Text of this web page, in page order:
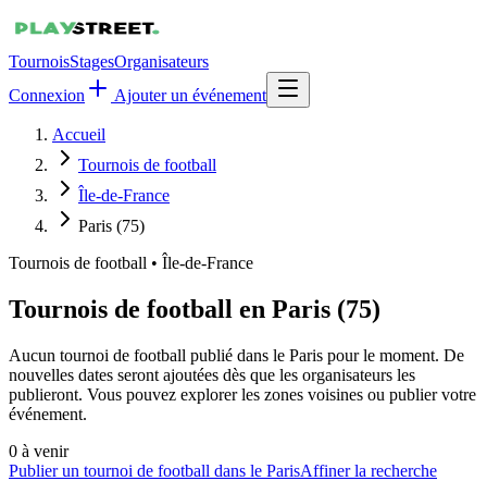
TournoisStagesOrganisateurs
Connexion
Ajouter un événement
Accueil
Tournois de football
Île-de-France
Paris (75)
Tournois de football • Île-de-France
Tournois de football en Paris (75)
Aucun tournoi de football publié dans le Paris pour le moment. De
nouvelles dates seront ajoutées dès que les organisateurs les
publieront. Vous pouvez explorer les zones voisines ou publier votre
événement.
0 à venir
Publier un tournoi de football dans le ParisAffiner la recherche